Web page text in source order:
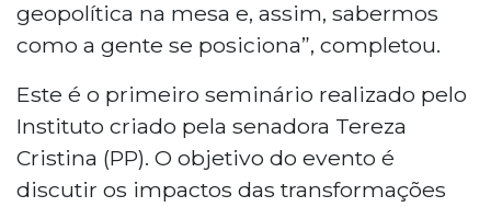
geopolítica na mesa e, assim, sabermos
como a gente se posiciona”, completou.
Este é o primeiro seminário realizado pelo
Instituto criado pela senadora Tereza
Cristina (PP). O objetivo do evento é
discutir os impactos das transformações